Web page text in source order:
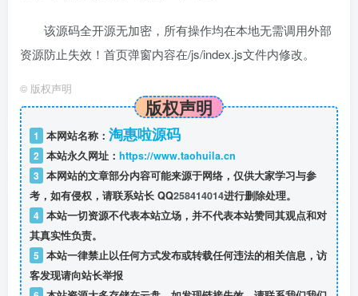
该源码全开源无加密，所有操作均在本地无需调用外部
资源防止失效！首页弹窗内容在/js/index.js文件内修改。
© 版权声明
版权声明
1 本网站名称： 淘惠啦源码
2 本站永久网址： https://www.taohuila.cn
3 本网站的文章部分内容可能来源于网络，仅供大家学习与参
考，如有侵权，请联系站长 QQ258414014进行删除处理。
4 本站一切资源不代表本站立场，并不代表本站赞同其观点和对
其真实性负责。
5 本站一律禁止以任何方式发布或转载任何违法的相关信息，访
客发现请向站长举报